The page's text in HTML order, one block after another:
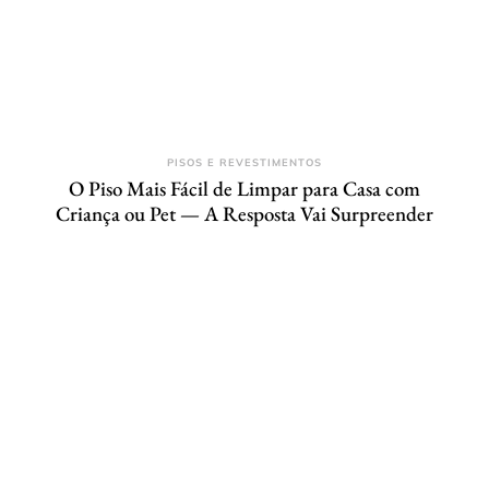
PISOS E REVESTIMENTOS
O Piso Mais Fácil de Limpar para Casa com
Criança ou Pet — A Resposta Vai Surpreender